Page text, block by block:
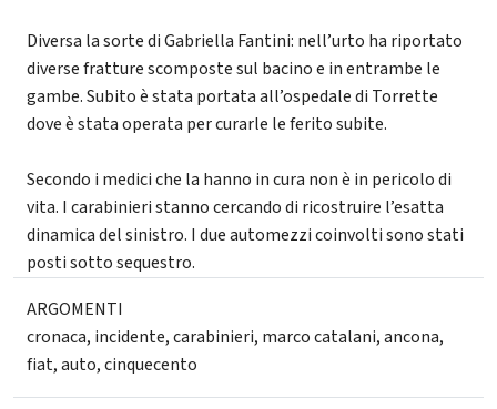
Diversa la sorte di Gabriella Fantini: nell’urto ha riportato
diverse fratture scomposte sul bacino e in entrambe le
gambe. Subito è stata portata all’ospedale di Torrette
dove è stata operata per curarle le ferito subite.
Secondo i medici che la hanno in cura non è in pericolo di
vita. I carabinieri stanno cercando di ricostruire l’esatta
dinamica del sinistro. I due automezzi coinvolti sono stati
posti sotto sequestro.
ARGOMENTI
cronaca, incidente,carabinieri, marco catalani,ancona,
fiat,auto,cinquecento